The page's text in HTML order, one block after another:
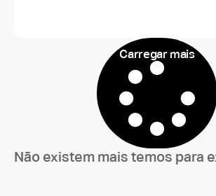
Carregar mais
Não existem mais temos para